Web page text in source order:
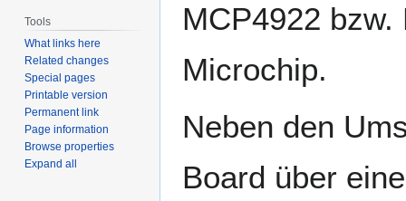
MCP4922
Microchip.
Neben den
Board über eine
Tools
What links here
Related changes
Special pages
Printable version
Permanent link
Page information
Browse properties
Expand all